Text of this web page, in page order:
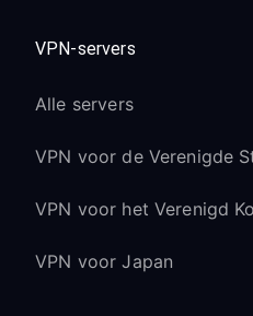
VPN-servers
Alle servers
VPN voor de Verenigde
VPN voor het Verenigd
VPN voor Japan